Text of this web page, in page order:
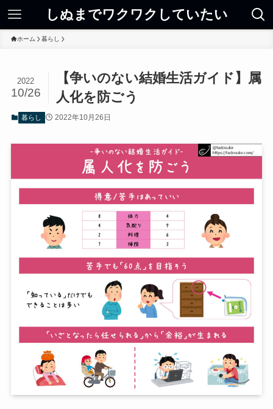
しぬまでワクワクしていたい
ホーム 暮らし
【争いのない結婚生活ガイド】属
人化を防ごう
2022
10/26
暮らし 2022年10月26日